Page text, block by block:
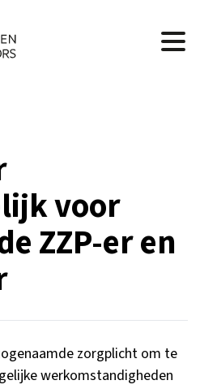
voor
ZZP-er en
zorgplicht om te
werkomstandigheden